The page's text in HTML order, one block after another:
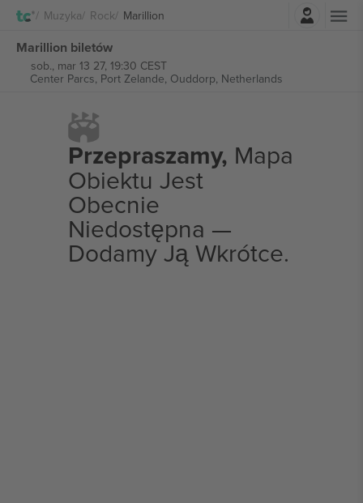
Muzyka Rock Marillion
Marillion biletów
sob., mar 13 27, 19:30 CEST
Center Parcs, Port Zelande, Ouddorp, Netherlands
Przepraszamy, Mapa
Obiektu Jest
Obecnie
Niedostępna —
Dodamy Ją Wkrótce.